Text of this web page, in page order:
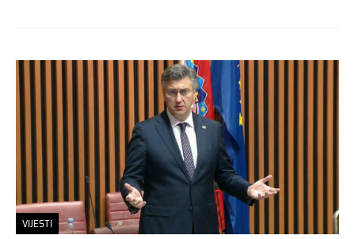
VIJESTI